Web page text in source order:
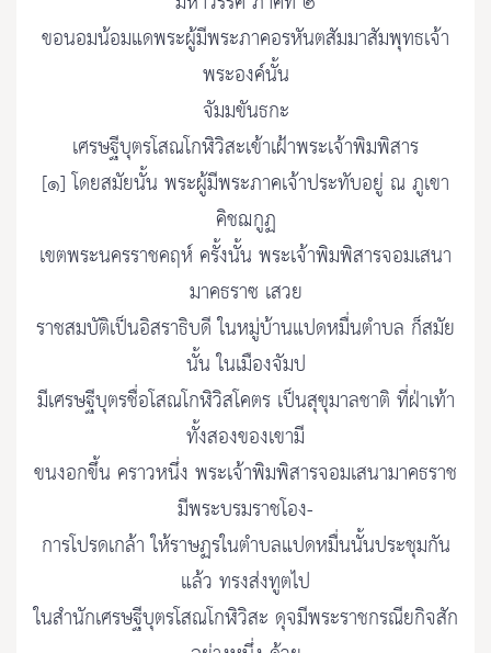
ขอนอมน้อมแดพระผู้มีพระภาคอรหันตสัมมาสัมพุทธเจ้า
พระองค์นั้น
จัมมขันธกะ
เศรษฐีบุตรโสณโกฬิวิสะเข้าเฝ้าพระเจ้าพิมพิสาร
[๑] โดยสมัยนั้น พระผู้มีพระภาคเจ้าประทับอยู่ ณ ภูเขา
คิชฌกูฏ
เขตพระนครราชคฤห์ ครั้งนั้น พระเจ้าพิมพิสารจอมเสนา
มาคธราซ เสวย
ราชสมบัติเป็นอิสราธิบดี ในหมู่บ้านแปดหมื่นตำบล ก็สมัย
นั้น ในเมืองจัมป
มีเศรษฐีบุตรชื่อโสณโกฬิวิสโคตร เป็นสุขุมาลชาติ ที่ฝ่าเท้า
ทั้งสองของเขามี
ขนงอกขึ้น คราวหนึ่ง พระเจ้าพิมพิสารจอมเสนามาคธราช
มีพระบรมราชโอง-
การโปรดเกล้า ให้ราษฏรในตำบลแปดหมื่นนั้นประชุมกัน
แล้ว ทรงส่งทูตไป
ในสำนักเศรษฐีบุตรโสณโกฬิวิสะ ดุจมีพระราชกรณียกิจสัก